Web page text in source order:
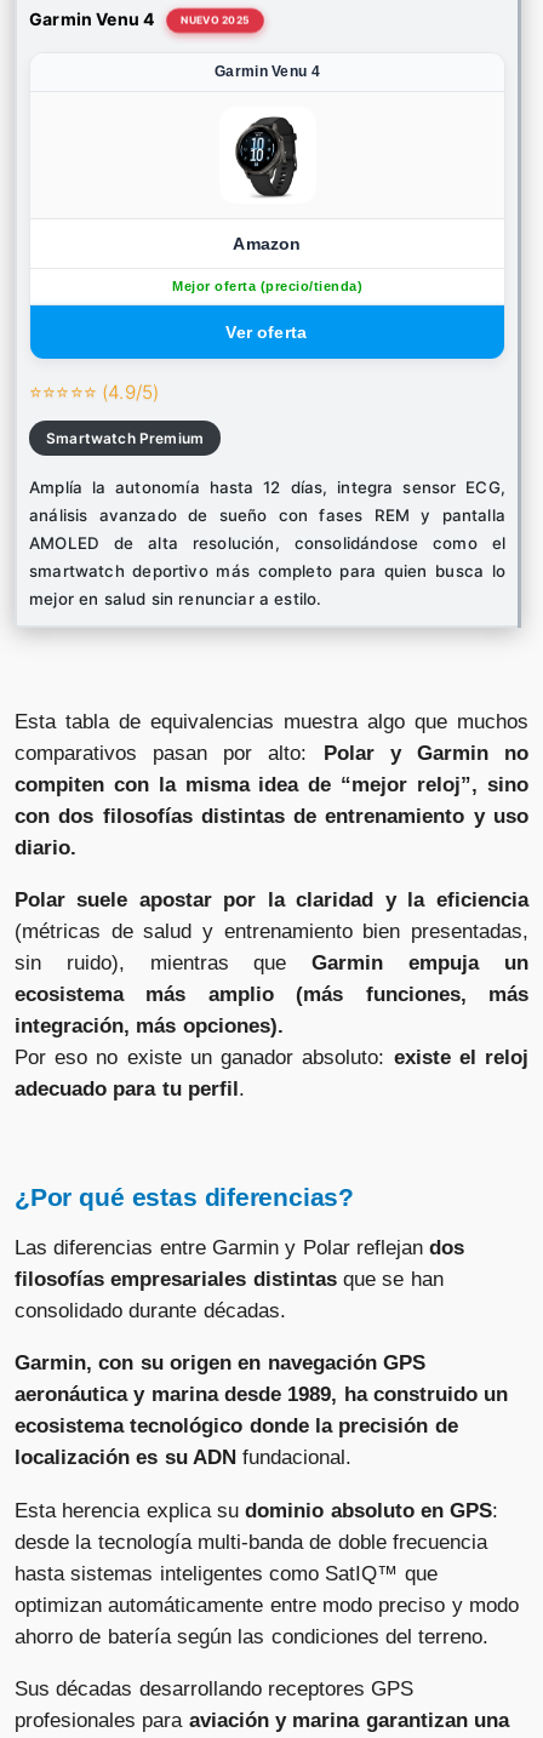
Garmin Venu 4 NUEVO 2025
Garmin Venu 4
Amazon
Mejor oferta (precio/tienda)
⭐⭐⭐⭐⭐ (4.9/5)
Smartwatch Premium
Amplía la autonomía hasta 12 días, integra sensor ECG,
análisis avanzado de sueño con fases REM y pantalla
AMOLED de alta resolución, consolidándose como el
smartwatch deportivo más completo para quien busca lo
mejor en salud sin renunciar a estilo.
Esta tabla de equivalencias muestra algo que muchos
comparativos pasan por alto: Polar y Garmin no
compiten con la misma idea de “mejor reloj”, sino
con dos filosofías distintas de entrenamiento y uso
diario.
Polar suele apostar por la claridad y la eficiencia
(métricas de salud y entrenamiento bien presentadas,
sin ruido), mientras queGarmin empuja un
ecosistema más amplio (más funciones, más
integración, más opciones).​
Por eso no existe un ganador absoluto: existe el reloj
adecuado para tu perfil.
¿Por qué estas diferencias?
Las diferencias entre Garmin y Polar reflejandos
filosofías empresariales distintasque se han
consolidado durante décadas.
Garmin, con su origen en navegación GPS
aeronáutica y marina desde 1989, ha construido un
ecosistema tecnológico donde la precisión de
localización es su ADN fundacional.
Esta herencia explica sudominio absoluto en GPS:
desde la tecnología multi-banda de doble frecuencia
hasta sistemas inteligentes como SatIQ™ que
optimizan automáticamente entre modo preciso y modo
ahorro de batería según las condiciones del terreno.
Sus décadas desarrollando receptores GPS
profesionales para aviación y marina garantizan una